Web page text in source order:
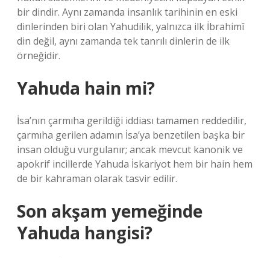
bir dindir. Aynı zamanda insanlık tarihinin en eski
dinlerinden biri olan Yahudilik, yalnızca ilk İbrahimî
din değil, aynı zamanda tek tanrılı dinlerin de ilk
örneğidir.
Yahuda hain mi?
İsa’nın çarmıha gerildiği iddiası tamamen reddedilir,
çarmıha gerilen adamın İsa’ya benzetilen başka bir
insan olduğu vurgulanır; ancak mevcut kanonik ve
apokrif incillerde Yahuda İskariyot hem bir hain hem
de bir kahraman olarak tasvir edilir.
Son akşam yemeğinde
Yahuda hangisi?